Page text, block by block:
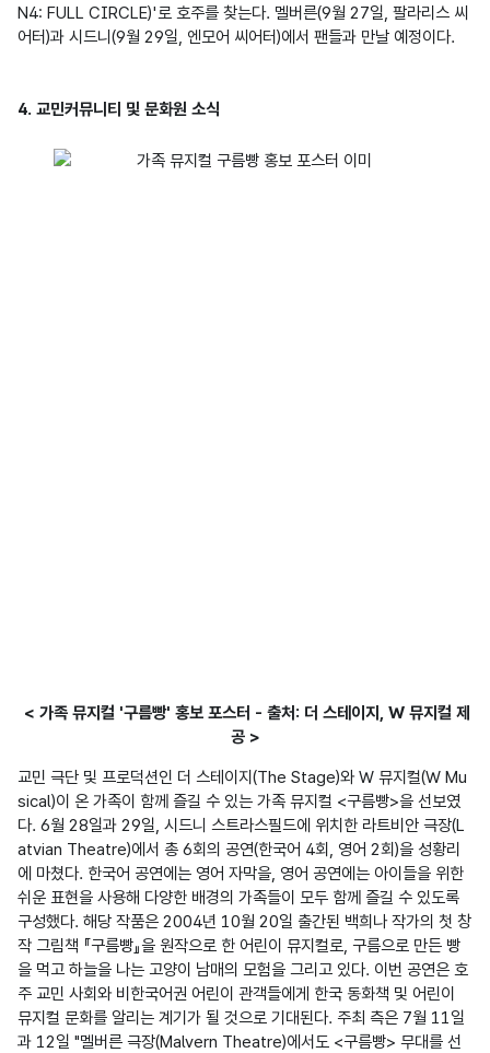
N4: FULL CIRCLE)'로 호주를 찾는다. 멜버른(9월 27일, 팔라리스 씨
어터)과 시드니(9월 29일, 엔모어 씨어터)에서 팬들과 만날 예정이다.
4. 교민커뮤니티 및 문화원 소식
< 가족 뮤지컬 '구름빵' 홍보 포스터 - 출처: 더 스테이지, W 뮤지컬 제
공 >
교민 극단 및 프로덕션인 더 스테이지(The Stage)와 W 뮤지컬(W Mu
sical)이 온 가족이 함께 즐길 수 있는 가족 뮤지컬 <구름빵>을 선보였
다. 6월 28일과 29일, 시드니 스트라스필드에 위치한 라트비안 극장(L
atvian Theatre)에서 총 6회의 공연(한국어 4회, 영어 2회)을 성황리
에 마쳤다. 한국어 공연에는 영어 자막을, 영어 공연에는 아이들을 위한
쉬운 표현을 사용해 다양한 배경의 가족들이 모두 함께 즐길 수 있도록
구성했다. 해당 작품은 2004년 10월 20일 출간된 백희나 작가의 첫 창
작 그림책 『구름빵』을 원작으로 한 어린이 뮤지컬로, 구름으로 만든 빵
을 먹고 하늘을 나는 고양이 남매의 모험을 그리고 있다. 이번 공연은 호
주 교민 사회와 비한국어권 어린이 관객들에게 한국 동화책 및 어린이
뮤지컬 문화를 알리는 계기가 될 것으로 기대된다. 주최 측은 7월 11일
과 12일 "멜버른 극장(Malvern Theatre)에서도 <구름빵> 무대를 선